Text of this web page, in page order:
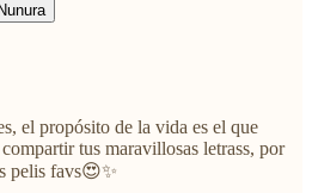
el propósito de la vida es el que
tus maravillosas letrass, por
pelis favs😍✨